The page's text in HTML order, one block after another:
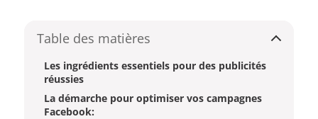
Table des matières
Les ingrédients essentiels pour des publicités
réussies
La démarche pour optimiser vos campagnes
Facebook: